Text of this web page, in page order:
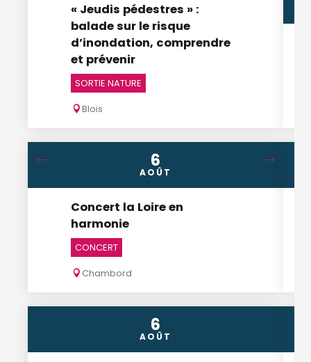
« Jeudis pédestres » :
balade sur le risque
d’inondation, comprendre
et prévenir
SORTIE NATURE
Blois
6
AOÛT
Concert la Loire en
harmonie
CONCERT
Chambord
6
AOÛT